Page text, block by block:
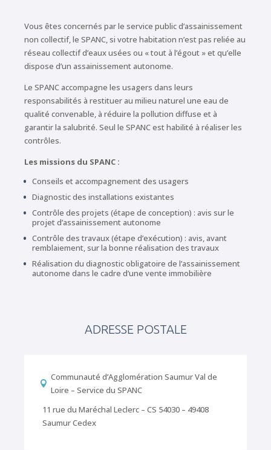
Vous êtes concernés par le service public d’assainissement
non collectif, le SPANC, si votre habitation n’est pas reliée au
réseau collectif d’eaux usées ou « tout à l’égout » et qu’elle
dispose d’un assainissement autonome.
Le SPANC accompagne les usagers dans leurs
responsabilités à restituer au milieu naturel une eau de
qualité convenable, à réduire la pollution diffuse et à
garantir la salubrité. Seul le SPANC est habilité à réaliser les
contrôles.
Les missions du SPANC :
Conseils et accompagnement des usagers
Diagnostic des installations existantes
Contrôle des projets (étape de conception) : avis sur le
projet d’assainissement autonome
Contrôle des travaux (étape d’exécution) : avis, avant
remblaiement, sur la bonne réalisation des travaux
Réalisation du diagnostic obligatoire de l’assainissement
autonome dans le cadre d’une vente immobilière
ADRESSE POSTALE

Communauté d’Agglomération Saumur Val de
Loire – Service du SPANC
11 rue du Maréchal Leclerc – CS 54030 – 49408
Saumur Cedex